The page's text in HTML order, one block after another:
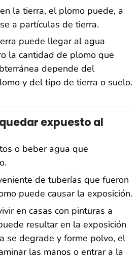
la tierra, el plomo puede, a
a partículas de tierra.
puede llegar al agua
la cantidad de plomo que
depende del
y del tipo de tierra o suelo.
expuesto al
o beber agua que
de tuberías que fueron
puede causar la exposición.
en casas con pinturas a
resultar en la exposición
se degrade y forme polvo, el
las manos o entrar a la